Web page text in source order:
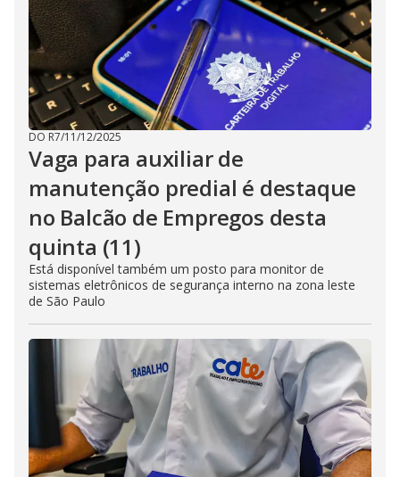
DO R7/11/12/2025
Vaga para auxiliar de
manutenção predial é destaque
no Balcão de Empregos desta
quinta (11)
Está disponível também um posto para monitor de
sistemas eletrônicos de segurança interno na zona leste
de São Paulo